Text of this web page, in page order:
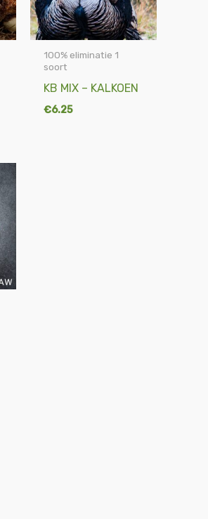
100% eliminatie 1
soort
KB MIX – KALKOEN
€6.25